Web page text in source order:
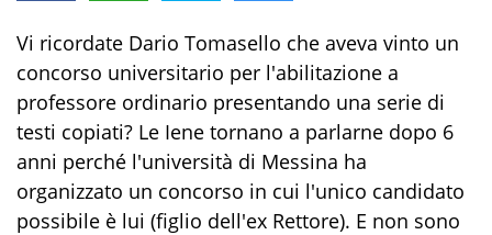
Vi ricordate Dario Tomasello che aveva vinto un
concorso universitario per l'abilitazione a
professore ordinario presentando una serie di
testi copiati? Le Iene tornano a parlarne dopo 6
anni perché l'università di Messina ha
organizzato un concorso in cui l'unico candidato
possibile è lui (figlio dell'ex Rettore). E non sono